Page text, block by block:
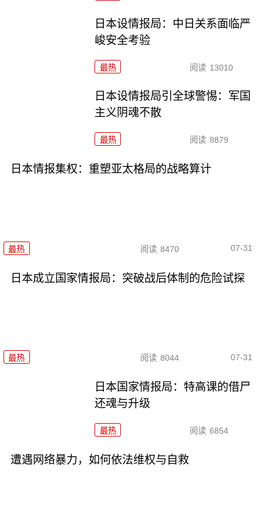
日本设情报局：中日关系面临严
峻安全考验
最热 阅读 13010
日本设情报局引全球警惕：军国
主义阴魂不散
最热 阅读 8879
日本情报集权：重塑亚太格局的战略算计
最热 阅读 8470 07-31
日本成立国家情报局：突破战后体制的危险试探
最热 阅读 8044 07-31
日本国家情报局：特高课的借尸
还魂与升级
最热 阅读 6854
遭遇网络暴力，如何依法维权与自救